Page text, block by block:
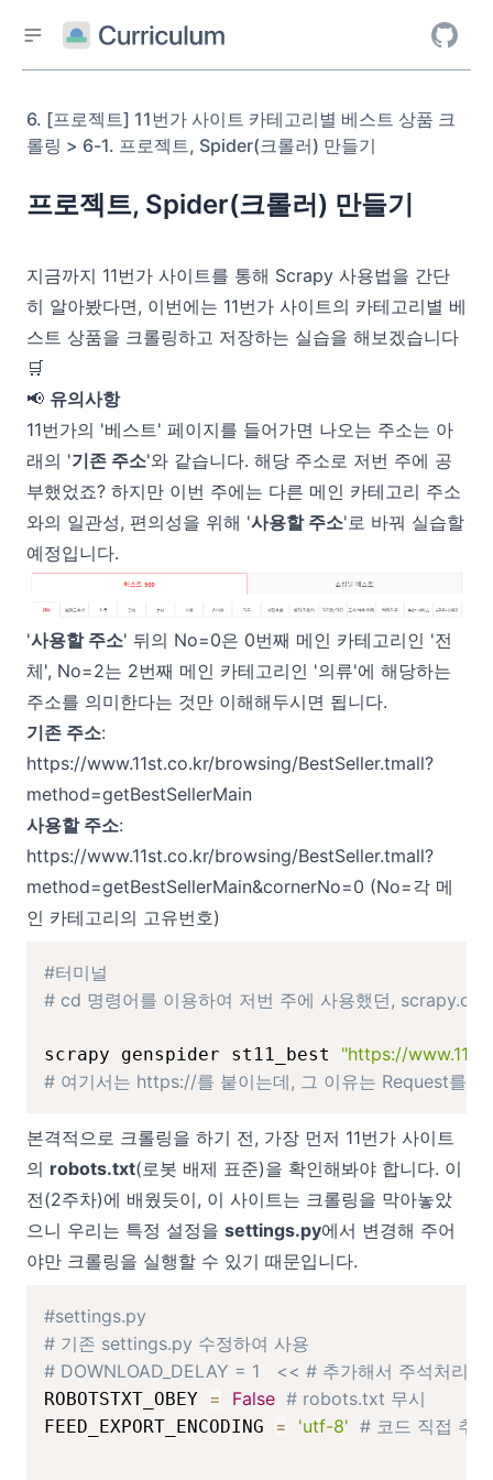
6. [프로젝트] 11번가 사이트 카테고리별 베스트 상품 크
롤링 > 6-1. 프로젝트, Spider(크롤러) 만들기
프로젝트, Spider(크롤러) 만들기
지금까지 11번가 사이트를 통해 Scrapy 사용법을 간단
히 알아봤다면, 이번에는 11번가 사이트의 카테고리별 베
스트 상품을 크롤링하고 저장하는 실습을 해보겠습니다
🛒
📢 유의사항
11번가의 '베스트' 페이지를 들어가면 나오는 주소는 아
래의 '기존 주소'와 같습니다. 해당 주소로 저번 주에 공
부했었죠? 하지만 이번 주에는 다른 메인 카테고리 주소
와의 일관성, 편의성을 위해 '사용할 주소'로 바꿔 실습할
예정입니다.
'사용할 주소' 뒤의 No=0은 0번째 메인 카테고리인 '전
체', No=2는 2번째 메인 카테고리인 '의류'에 해당하는
주소를 의미한다는 것만 이해해두시면 됩니다.
기존 주소:
https://www.11st.co.kr/browsing/BestSeller.tmall?
method=getBestSellerMain
사용할 주소:
https://www.11st.co.kr/browsing/BestSeller.tmall?
method=getBestSellerMain&cornerNo=0 (No=각 메
인 카테고리의 고유번호)
#터미널
# cd 명령어를 이용하여 저번 주에 사용했던,
scrapy genspider st11_best "https://
# 여기서는 https://를 붙이는데, 그 이유는 Request를
본격적으로 크롤링을 하기 전, 가장 먼저 11번가 사이트
의 robots.txt(로봇 배제 표준)을 확인해봐야 합니다. 이
전(2주차)에 배웠듯이, 이 사이트는 크롤링을 막아놓았
으니 우리는 특정 설정을 settings.py에서 변경해 주어
야만 크롤링을 실행할 수 있기 때문입니다.
#settings.py
# 기존 settings.py 수정하여 사용
# DOWNLOAD_DELAY = 1   << # 추가해서 주석처리
ROBOTSTXT_OBEY = False # robots.txt 무시
FEED_EXPORT_ENCODING = 'utf-8' # 코드 직접 추